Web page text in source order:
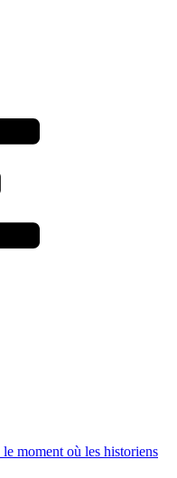
moment où les historiens